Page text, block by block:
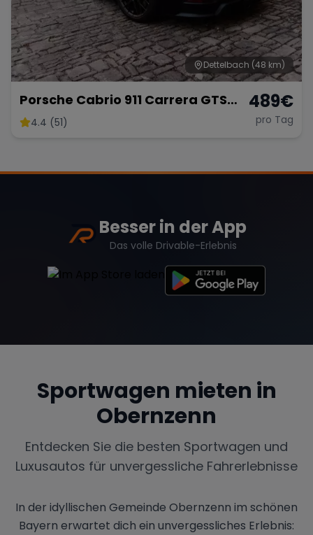
Dettelbach (48 km)
Porsche Cabrio 911 Carrera GTS
mieten
4.4 (51)
489€
pro Tag
Besser in der App
Das volle Drivable-Erlebnis
Sportwagen mieten in
Obernzenn
Entdecken Sie die besten Sportwagen und
Luxusautos für unvergessliche Fahrerlebnisse
In der idyllischen Gemeinde Obernzenn im schönen
Bayern erwartet dich ein unvergessliches Erlebnis: